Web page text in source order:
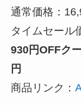
通常価格：
タイムセール
930円OFFク
円
商品リンク：